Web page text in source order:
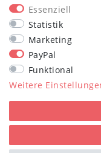
Meine Einwilligung
Essenziell
Statistik
Marketing
PayPal
Funktional
Weitere